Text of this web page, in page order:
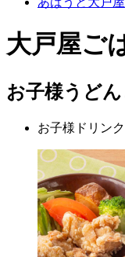
大戸屋ご
お子様うど
お子様ドリンク